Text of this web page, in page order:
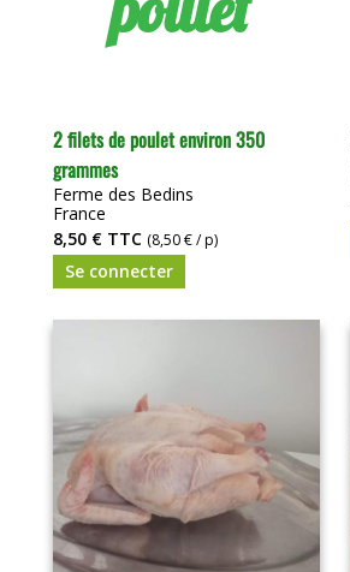
2 filets de poulet environ 350
grammes
Ferme des Bedins
France
8,50 € TTC (8,50 € / p)
Se connecter